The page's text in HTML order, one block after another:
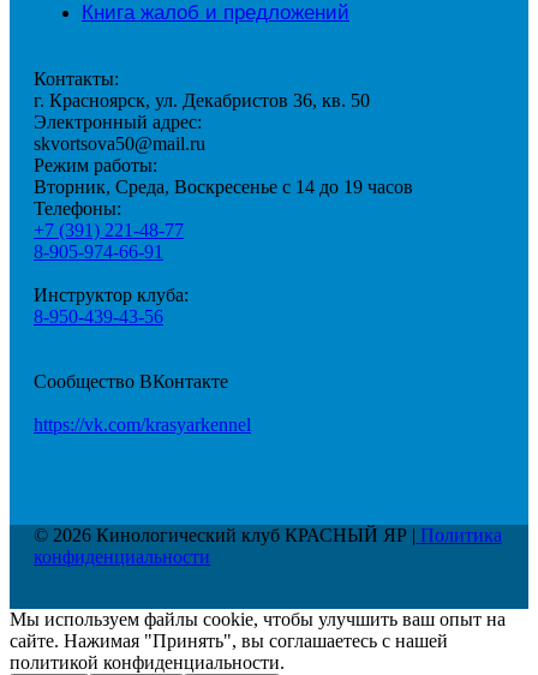
Книга жалоб и предложений
Контакты:
г. Красноярск, ул. Декабристов 36, кв. 50
Электронный адрес:
skvortsova50@mail.ru
Режим работы:
Вторник, Среда, Воскресенье с 14 до 19 часов
Телефоны:
+7 (391) 221-48-77
8-905-974-66-91
Инструктор клуба:
8-950-439-43-56
Сообщество ВКонтакте
https://vk.com/krasyarkennel
© 2026 Кинологический клуб КРАСНЫЙ ЯР | Политика
конфиденциальности
Мы используем файлы cookie, чтобы улучшить ваш опыт на
сайте. Нажимая "Принять", вы соглашаетесь с нашей
политикой конфиденциальности.